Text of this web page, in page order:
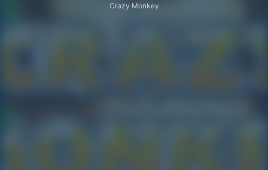
Crazy Monkey